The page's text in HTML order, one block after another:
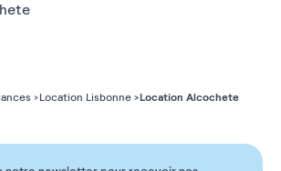
Location Lisbonne Location Alcochete